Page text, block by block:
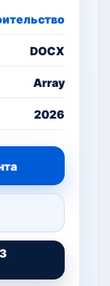
DOCX
Array
2026